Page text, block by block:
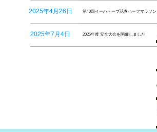
2025年4月26日 第13回イ
2025年7月4日 2025年度 安全大会を開催しました